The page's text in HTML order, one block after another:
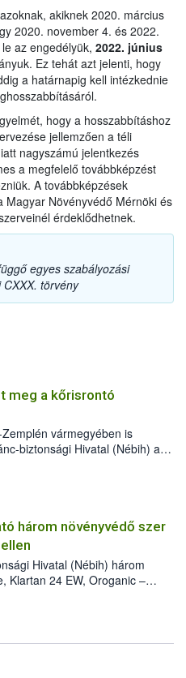
akiknek 2020. március
2020. november 4. és 2022.
az engedélyük, 2022. június
Ez tehát azt jelenti, hogy
a határnapig kell intézkednie
hogy a hosszabbításhoz
jellemzően a téli
nagyszámú jelentkezés
a megfelelő továbbképzést
A továbbképzések
Magyar Növényvédő Mérnöki és
érdeklődhetnek.
egyes szabályozási
törvény
meg a kőrisrontó
vármegyében is
biztonsági Hivatal (Nébih) a
planipennis) jelenlétét. A
találták meg, de már fertőzött
intézkedéseket a szlovák
megállítása érdekében.
három növényvédő szer
Hivatal (Nébih) három
Klartan 24 EW, Oroganic –
azok a szüretet követően,
91) stádiumáig
a károsító elleni további
és ökológiai termesztésben is